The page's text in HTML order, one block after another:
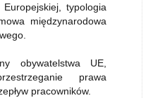
typologia
międzynarodowa
obywatelstwa UE,
prawa
pracowników.